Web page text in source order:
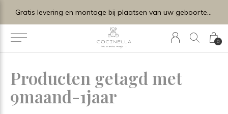
0
Gratis levering en montage bij plaatsen van uw geboortelijstje.
Producten getagd met
9maand-1jaar